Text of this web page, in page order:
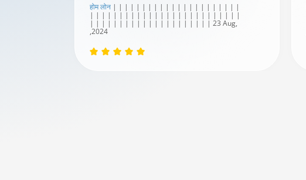
होम लोन | | | | | | | | | | | | | | | | | | | | | |
| | | | | | | | | | | | | | | | | | | | | | | | | |
| | | | | | | | | | | | | | | | | | | | | 23 Aug,
,2024